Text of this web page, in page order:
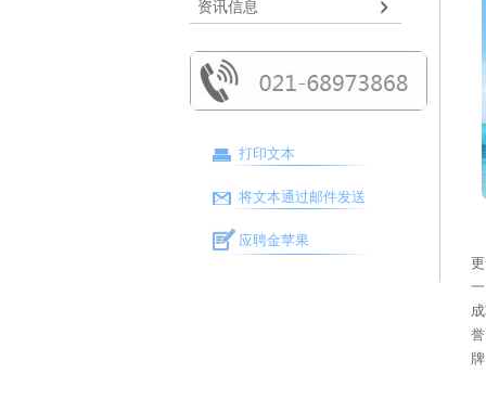
资讯信息
打印文本
将文本通过邮件发送
应聘金苹果